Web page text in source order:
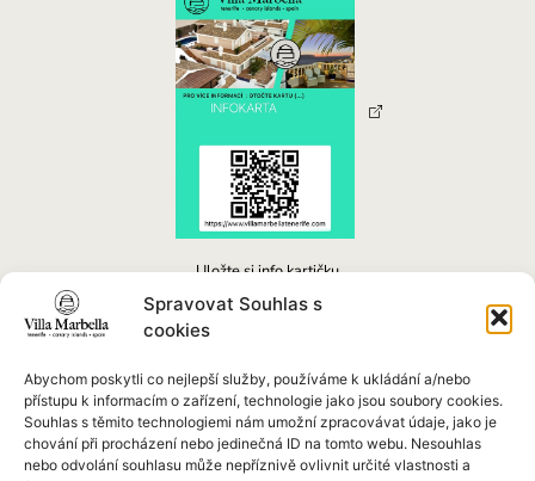
Spravovat Souhlas s
cookies
Abychom poskytli co nejlepší služby, používáme k ukládání a/nebo
přístupu k informacím o zařízení, technologie jako jsou soubory cookies.
Souhlas s těmito technologiemi nám umožní zpracovávat údaje, jako je
chování při procházení nebo jedinečná ID na tomto webu. Nesouhlas
nebo odvolání souhlasu může nepříznivě ovlivnit určité vlastnosti a
Uložte si info kartičku
Stačí kliknout na obrázek
Villa Marbella 5
Av. Europa, 1101
38660 Costa Adeje
Santa Cruz de Tenerife